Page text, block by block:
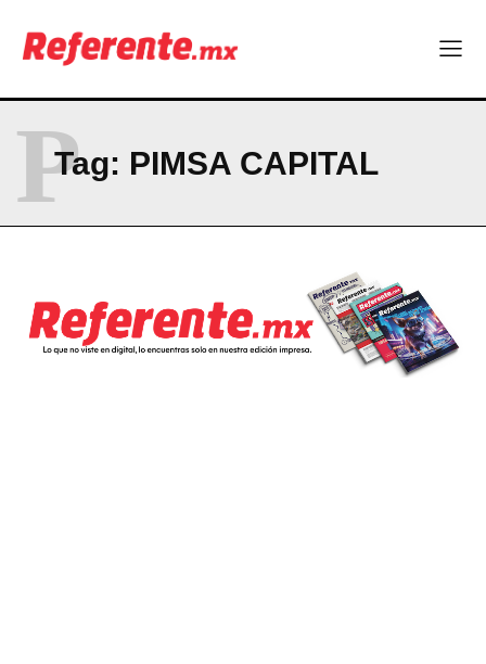
Company
ABOUT
CONTACT
PRIVACY POLICY
NEWSLETTER
Tag: PIMSA CAPITAL
P